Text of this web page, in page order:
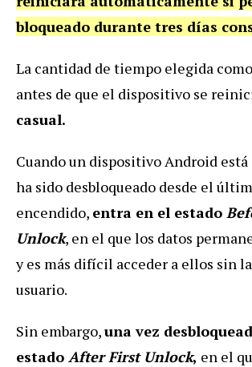
bloqueado durante tres días
La cantidad de tiempo elegida
antes de que el dispositivo se
casual.
Cuando un dispositivo Android está
ha sido desbloqueado desde el
encendido, entra en el estado
Unlock, en el que los datos
y es más difícil acceder a ellos sin
usuario.
Sin embargo,una vez
estado After First Unlock, en el